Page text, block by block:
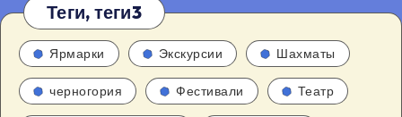
Теги, теги3
Ярмарки Экскурсии Шахматы
черногория Фестивали Театр